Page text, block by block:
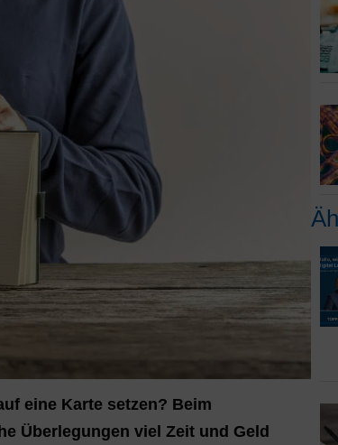
eine Karte setzen? Beim
Überlegungen viel Zeit und Geld